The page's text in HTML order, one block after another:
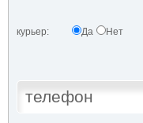
курьер: Да Нет